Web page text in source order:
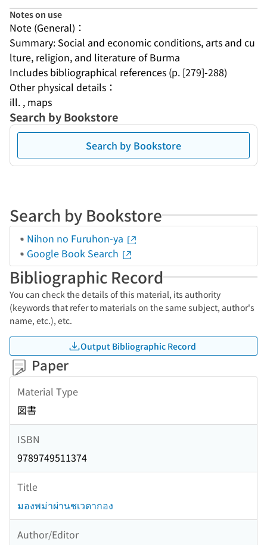
Notes on use
Note (General)：
Summary: Social and economic conditions, arts and cu
lture, religion, and literature of Burma
Includes bibliographical references (p. [279]-288)
Other physical details：
ill. , maps
Search by Bookstore
Search by Bookstore
Search by Bookstore
Nihon no Furuhon-ya
Google Book Search
Bibliographic Record
You can check the details of this material, its authority
(keywords that refer to materials on the same subject, author's
name, etc.), etc.
Output Bibliographic Record
Paper
Material Type
図書
ISBN
9789749511374
Title
มองพม่าผ่านชเวดากอง
Author/Editor